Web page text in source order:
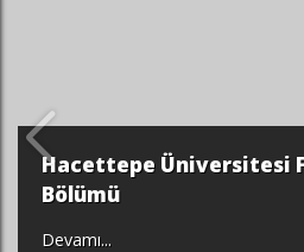
Hacettepe Üniversitesi
Bölümü
Devamı...